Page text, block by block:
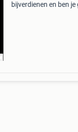
bijverdienen en ben